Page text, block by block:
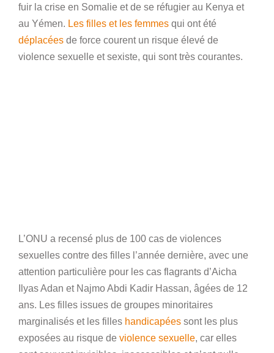
fuir la crise en Somalie et de se réfugier au Kenya et
au Yémen. Les filles et les femmes qui ont été
déplacées de force courent un risque élevé de
violence sexuelle et sexiste, qui sont très courantes.
L’ONU a recensé plus de 100 cas de violences
sexuelles contre des filles l’année dernière, avec une
attention particulière pour les cas flagrants d’Aicha
Ilyas Adan et Najmo Abdi Kadir Hassan, âgées de 12
ans. Les filles issues de groupes minoritaires
marginalisés et les filles handicapées sont les plus
exposées au risque de violence sexuelle, car elles